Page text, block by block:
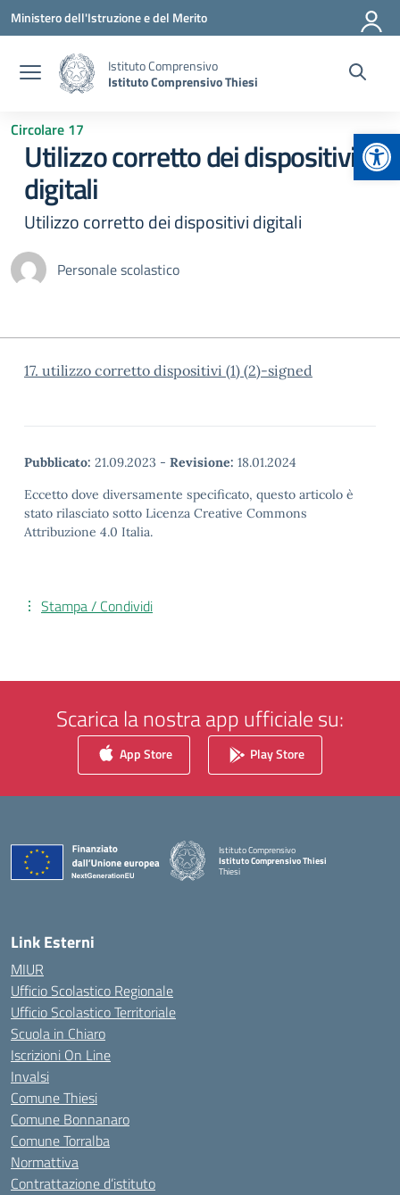
Vai ai contenuti
Vai al menu di navigazione
Vai al footer
Ministero dell'Istruzione e del Merito
Istituto Comprensivo
Istituto Comprensivo Thiesi
Circolare 17
Utilizzo corretto dei dispositivi
digitali
Utilizzo corretto dei dispositivi digitali
Personale scolastico
17. utilizzo corretto dispositivi (1) (2)-signed
Pubblicato: 21.09.2023 - Revisione: 18.01.2024
Eccetto dove diversamente specificato, questo articolo è
stato rilasciato sotto Licenza Creative Commons
Attribuzione 4.0 Italia.
Stampa / Condividi
Scarica la nostra app ufficiale su:
App Store Play Store
Istituto Comprensivo
Istituto Comprensivo Thiesi
Thiesi
Link Esterni
MIUR
Ufficio Scolastico Regionale
Ufficio Scolastico Territoriale
Scuola in Chiaro
Iscrizioni On Line
Invalsi
Comune Thiesi
Comune Bonnanaro
Comune Torralba
Normattiva
Contrattazione d’istituto